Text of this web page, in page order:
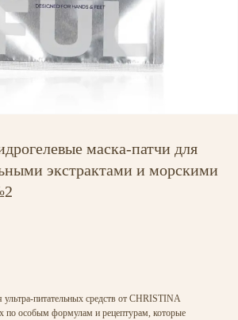
маска-патчи для
экстрактами и морскими
питательных средств от CHRISTINA
по особым формулам и рецептурам, которые